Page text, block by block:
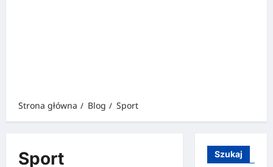
Strona główna Blog Sport
Sport Szukaj